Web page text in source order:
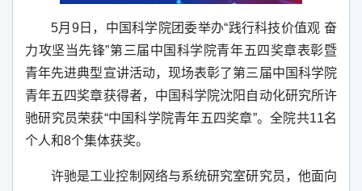
5月 9日，中国科学院团委举办“践行科技价值观 奋
力攻坚当先锋”第三届中国科学院青年五四奖章表彰暨
青年先进典型宣讲活动，现场表彰了第三届中国科学院
青年五四奖章获得者，中国科学院沈阳自动化研究所许
驰研究员荣获“中国科学院青年五四奖章”。全院共11名
个人和8个集体获奖。
许驰是工业控制网络与系统研究室研究员，他面向